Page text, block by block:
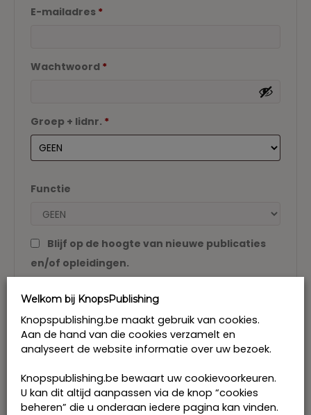
E-mailadres *Vereist
Wachtwoord *Vereist
Groep + lidnr. *
Functie
Blijf op de hoogte van nieuwe publicaties
en/of opleidingen.
te handelen, om u een vlotte winkelervaring te
bezorgen en voor alle andere doeleinden
beschreven in onzePrivacy verklaringenAlgemene
voorwaarden.
Welkom bij KnopsPublishing
Knopspublishing.be maakt gebruik van cookies.
Aan de hand van die cookies verzamelt en
analyseert de website informatie over uw bezoek.
Knopspublishing.be bewaart uw cookievoorkeuren.
U kan dit altijd aanpassen via de knop “cookies
beheren” die u onderaan iedere pagina kan vinden.